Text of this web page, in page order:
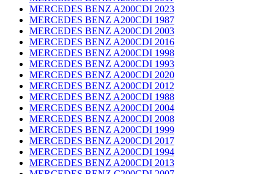
MERCEDES BENZ A200CDI 2023
MERCEDES BENZ A200CDI 1987
MERCEDES BENZ A200CDI 2003
MERCEDES BENZ A200CDI 2016
MERCEDES BENZ A200CDI 1998
MERCEDES BENZ A200CDI 1993
MERCEDES BENZ A200CDI 2020
MERCEDES BENZ A200CDI 2012
MERCEDES BENZ A200CDI 1988
MERCEDES BENZ A200CDI 2004
MERCEDES BENZ A200CDI 2008
MERCEDES BENZ A200CDI 1999
MERCEDES BENZ A200CDI 2017
MERCEDES BENZ A200CDI 1994
MERCEDES BENZ A200CDI 2013